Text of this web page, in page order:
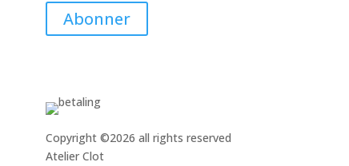
Abonner
Copyright ©2026 all rights reserved
Atelier Clot